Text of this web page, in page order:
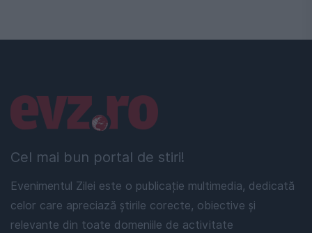
Cel mai bun portal de stiri!
Evenimentul Zilei este o publicație multimedia, dedicată
celor care apreciază știrile corecte, obiective și
relevante din toate domeniile de activitate
Linkuri utile